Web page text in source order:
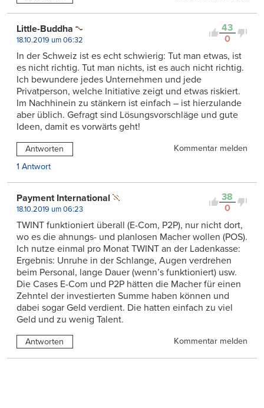
43
0
Little-Buddha
18.10.2019 um 06:32
In der Schweiz ist es echt schwierig: Tut man etwas, ist
es nicht richtig. Tut man nichts, ist es auch nicht richtig.
Ich bewundere jedes Unternehmen und jede
Privatperson, welche Initiative zeigt und etwas riskiert.
Im Nachhinein zu stänkern ist einfach – ist hierzulande
aber üblich. Gefragt sind Lösungsvorschläge und gute
Ideen, damit es vorwärts geht!
Antworten
Kommentar melden
1 Antwort
38
0
Payment International
18.10.2019 um 06:23
TWINT funktioniert überall (E-Com, P2P), nur nicht dort,
wo es die ahnungs- und planlosen Macher wollen (POS).
Ich nutze einmal pro Monat TWINT an der Ladenkasse:
Ergebnis: Unruhe in der Schlange, Augen verdrehen
beim Personal, lange Dauer (wenn’s funktioniert) usw.
Die Cases E-Com und P2P hätten die Macher für einen
Zehntel der investierten Summe haben können und
dabei sogar Geld verdient. Die hatten einfach zu viel
Geld und zu wenig Talent.
Antworten Kommentar melden